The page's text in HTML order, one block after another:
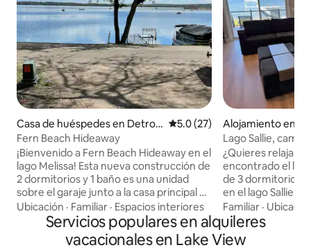
Casa de huéspedes en Detroit
Lakes
Calificación promedio: 5.0 de
5.0 (27)
Fern Beach Hideaway
¡Bienvenido a Fern Beach Hideaway en el
lago Melissa! Esta nueva construcción de
2 dormitorios y 1 baño es una unidad
sobre el garaje junto a la casa principal de
los propietarios. Está bien equipado con
nuevos electrodomésticos de acero
inoxidable, 2 camas tamaño queen,
televisores en el salón principal y en los
Ubicación · Familiar · Espacios interiores
Alojamiento en
sLago Sallie, cama
de sol, televisores
¿Quieres
encontrado el
de 3 dormitorios
en el lago Sallie
tiene capacidad
adultos como
¡Disfruta de
orientada al oeste
Familiar ·
Servicios populares en alquileres
vacacionales en Lake View